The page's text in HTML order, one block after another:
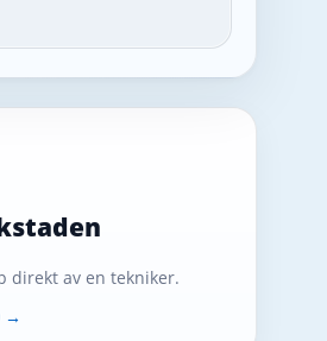
direkt av en tekniker.
→